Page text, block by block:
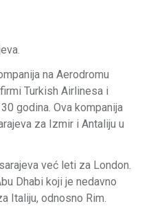
na Aerodromu
Turkish Airlinesa i
godina. Ova kompanija
za Izmir i Antaliju u
već leti za London.
Dhabi koji je nedavno
Italiju, odnosno Rim.